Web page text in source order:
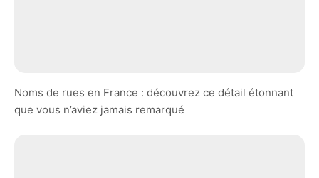
Noms de rues en France : découvrez ce détail étonnant
que vous n’aviez jamais remarqué